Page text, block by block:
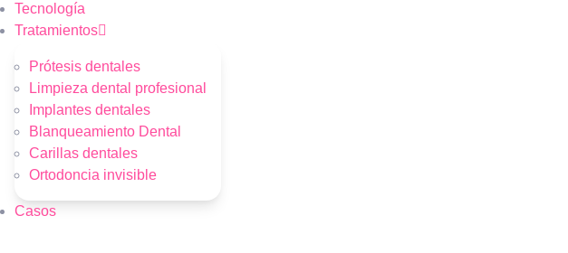
Tecnología
Tratamientos
Prótesis dentales
Limpieza dental profesional
Implantes dentales
Blanqueamiento Dental
Carillas dentales
Ortodoncia invisible
Casos